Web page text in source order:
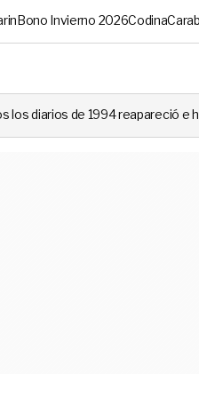
Bono Invierno 2026Codina
e hizo llorar a todos en